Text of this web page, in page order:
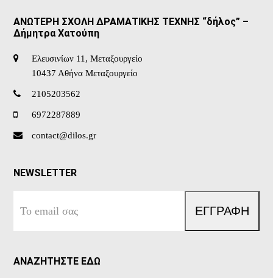
ΑΝΩΤΕΡΗ ΣΧΟΛΗ ΔΡΑΜΑΤΙΚΗΣ ΤΕΧΝΗΣ “δήλος” –
Δήμητρα Χατούπη
Ελευσινίων 11, Μεταξουργείο
10437 Αθήνα Μεταξουργείο
2105203562
6972287889
contact@dilos.gr
NEWSLETTER
email
ΕΓΓΡΑΦΗ
ΑΝΑΖΗΤΗΣΤΕ ΕΔΩ